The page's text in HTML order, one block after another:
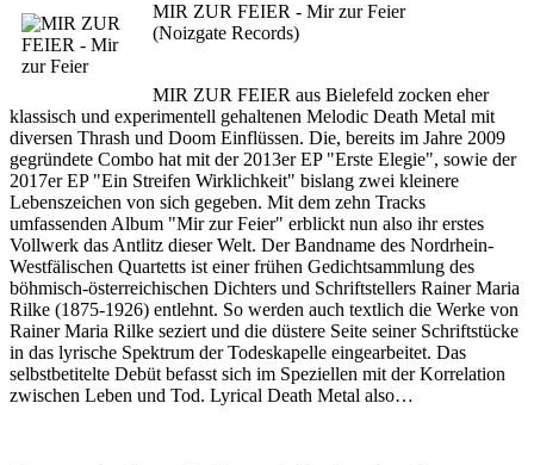
MIR ZUR FEIER - Mir zur Feier
(Noizgate Records)
MIR ZUR FEIER aus Bielefeld zocken eher
klassisch und experimentell gehaltenen Melodic Death Metal mit
diversen Thrash und Doom Einflüssen. Die, bereits im Jahre 2009
gegründete Combo hat mit der 2013er EP "Erste Elegie", sowie der
2017er EP "Ein Streifen Wirklichkeit" bislang zwei kleinere
Lebenszeichen von sich gegeben. Mit dem zehn Tracks
umfassenden Album "Mir zur Feier" erblickt nun also ihr erstes
Vollwerk das Antlitz dieser Welt. Der Bandname des Nordrhein-
Westfälischen Quartetts ist einer frühen Gedichtsammlung des
böhmisch-österreichischen Dichters und Schriftstellers Rainer Maria
Rilke (1875-1926) entlehnt. So werden auch textlich die Werke von
Rainer Maria Rilke seziert und die düstere Seite seiner Schriftstücke
in das lyrische Spektrum der Todeskapelle eingearbeitet. Das
selbstbetitelte Debüt befasst sich im Speziellen mit der Korrelation
zwischen Leben und Tod. Lyrical Death Metal also…